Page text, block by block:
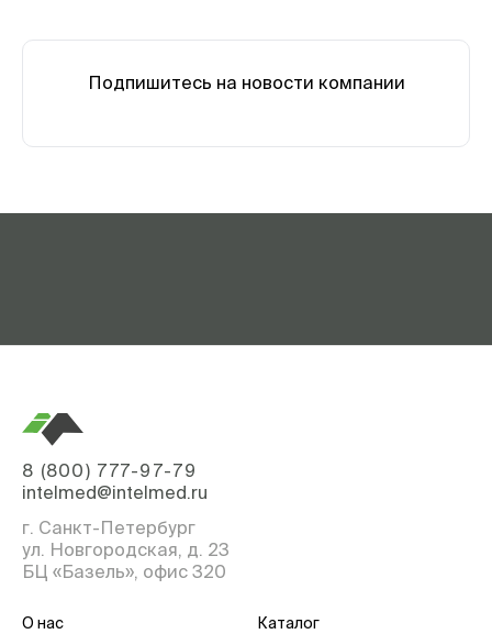
Подпишитесь на новости компании
8 (800) 777-97-79
intelmed@intelmed.ru
г. Санкт-Петербург
ул. Новгородская, д. 23
БЦ «Базель», офис 320
О нас
Каталог